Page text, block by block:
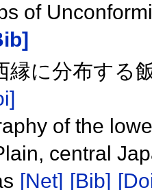
of
縁に分布する
of the
central
[Net] [Bib]